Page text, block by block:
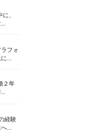
、
フォ
...
２年
経験
...